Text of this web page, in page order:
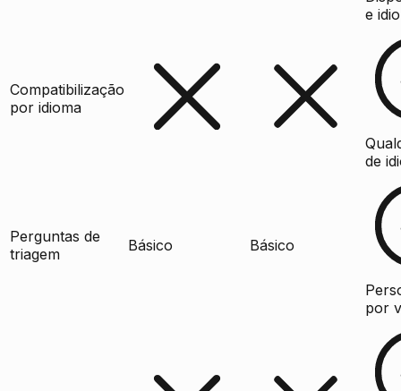
e
Compatibilização
por idioma
de
Perguntas de
triagem
Básico Básico
por